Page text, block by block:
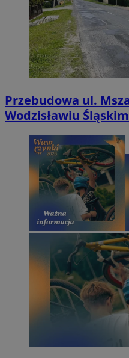
Przebudowa ul.
Wodzisławiu